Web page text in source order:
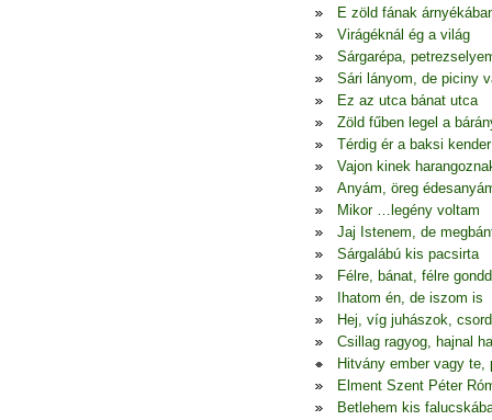
E zöld fának
Virágéknál ég a világ
Sárgarépa,
Sári lányom, de piciny
Ez az utca bánat utca
Zöld fűben legel a
Térdig ér a baksi kender
Vajon kinek
Anyám, öreg
Mikor …legény voltam
Jaj Istenem, de
Sárgalábú kis pacsirta
Félre, bánat, félre
Ihatom én, de iszom is
Hej, víg juhászok,
Csillag ragyog, hajnal
Hitvány ember vagy te,
Elment Szent Péter
Betlehem kis